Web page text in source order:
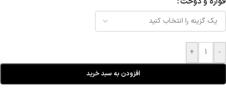
-
+
افزودن به سبد خرید